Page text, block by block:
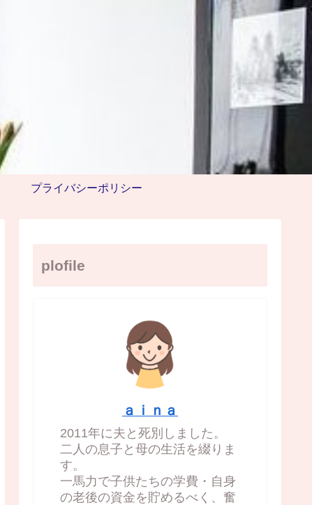
プライバシーポリシー
plofile
ａｉｎａ
2011年に夫と死別しました。
二人の息子と母の生活を綴りま
す。
一馬力で子供たちの学費・自身
の老後の資金を貯めるべく、奮